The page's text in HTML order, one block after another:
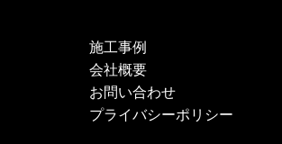
施工事例
会社概要
お問い合わせ
プライバシーポリシー